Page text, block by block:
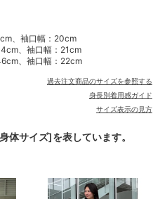
、袖口幅：20cm
、袖口幅：21cm
、袖口幅：22cm
過去注文商品のサイズを参照する
身長別着用感ガイド
サイズ表示の見方
サイズ]を表しています。